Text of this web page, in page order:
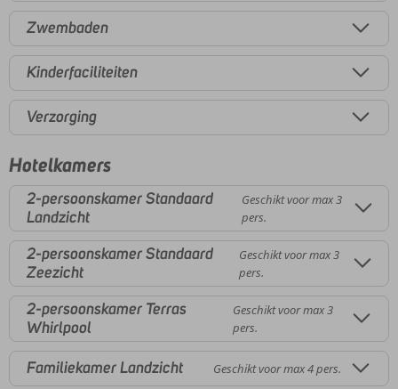
Zwembaden
Kinderfaciliteiten
Verzorging
Hotelkamers
2-persoonskamer Standaard
Landzicht
Geschikt voor max 3
pers.
2-persoonskamer Standaard
Zeezicht
Geschikt voor max 3
pers.
2-persoonskamer Terras
Whirlpool
Geschikt voor max 3
pers.
Familiekamer Landzicht Geschikt voor max 4 pers.